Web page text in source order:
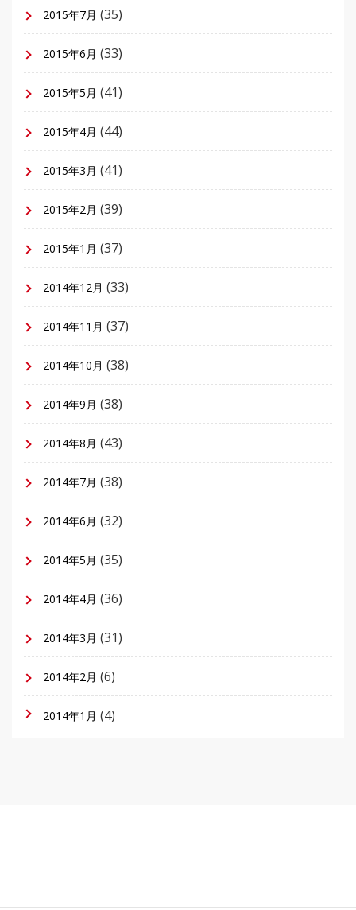
2015年7月 (35)
2015年6月 (33)
2015年5月 (41)
2015年4月 (44)
2015年3月 (41)
2015年2月 (39)
2015年1月 (37)
2014年12月 (33)
2014年11月 (37)
2014年10月 (38)
2014年9月 (38)
2014年8月 (43)
2014年7月 (38)
2014年6月 (32)
2014年5月 (35)
2014年4月 (36)
2014年3月 (31)
2014年2月 (6)
2014年1月 (4)